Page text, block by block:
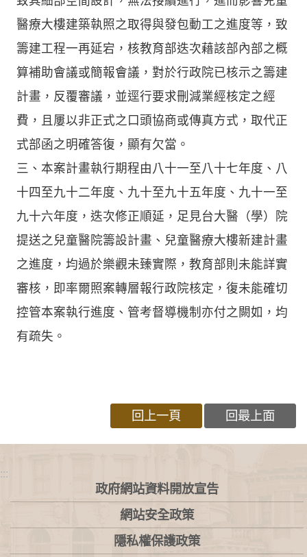
醫療大樓建築執照之取得與發包動工之進度等，致
籌建工程一再延宕，核教育部迭次藉該部內部之概
算補助會議或簡報會議，對於行政院已核示之籌建
計畫，反覆審議，並逕行要求刪減業經核定之經
費，且屢以非正式之口頭協商或傳真方式，取代正
式部函之明確答復，顯有欠當。
三、本案計畫執行期程由八十一至八十七年度、八
十四至九十二年度、九十至九十五年度、九十一至
九十六年度，迭次修正順延，足見台大醫（學）院
提送之兒童醫院籌設計畫、兒童醫療大樓新建計畫
之進度，均過於樂觀未臻實際，教育部則未能詳實
審核，即率爾照案轉層報行政院核定，復未能確切
控管本案執行進度、管考督導機制亦付之闕如，均
有疏失。
回上一頁 回最上面
:::
政府網站資料開放宣告
網站安全政策
隱私權保護政策